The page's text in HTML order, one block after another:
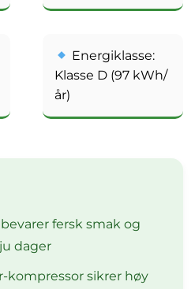
Energiklasse:
Klasse D (97 kWh/
år)
fersk smak og
dager
kompressor sikrer høy